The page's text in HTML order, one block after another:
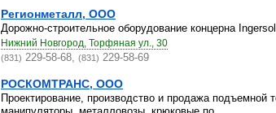
Регионметалл, ООО
Дорожно-строительное оборудование концерна
Нижний Новгород, Торфяная ул., 30
(831) 229-58-68, (831) 229-58-69
РОСКОМТРАНС, ООО
Проектирование, производство и продажа подъемной